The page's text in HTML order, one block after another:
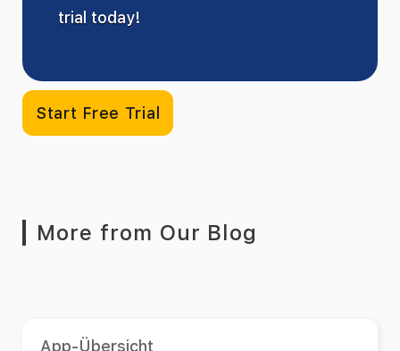
trial today!
Start Free Trial
More from Our Blog
App-Übersicht